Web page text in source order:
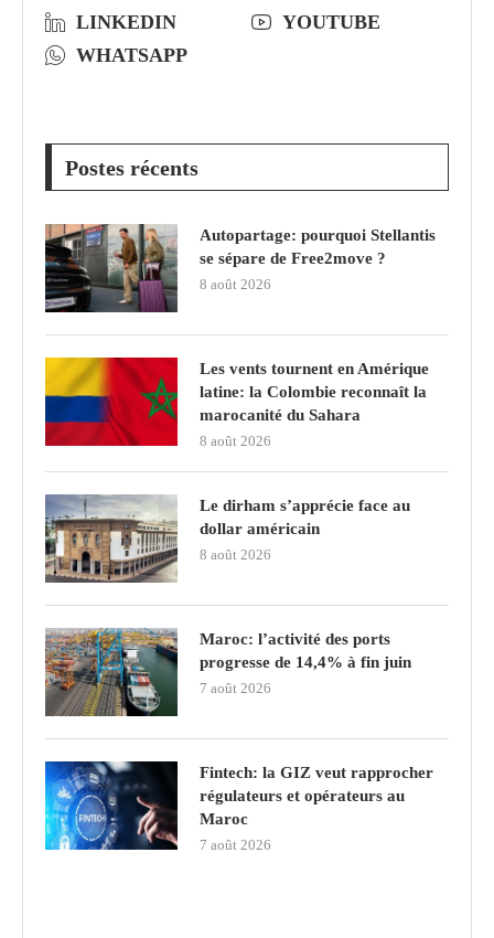
LINKEDIN
YOUTUBE
WHATSAPP
Postes récents
Autopartage: pourquoi Stellantis
se sépare de Free2move ?
8 août 2026
Les vents tournent en Amérique
latine: la Colombie reconnaît la
marocanité du Sahara
8 août 2026
Le dirham s’apprécie face au
dollar américain
8 août 2026
Maroc: l’activité des ports
progresse de 14,4% à fin juin
7 août 2026
Fintech: la GIZ veut rapprocher
régulateurs et opérateurs au
Maroc
7 août 2026